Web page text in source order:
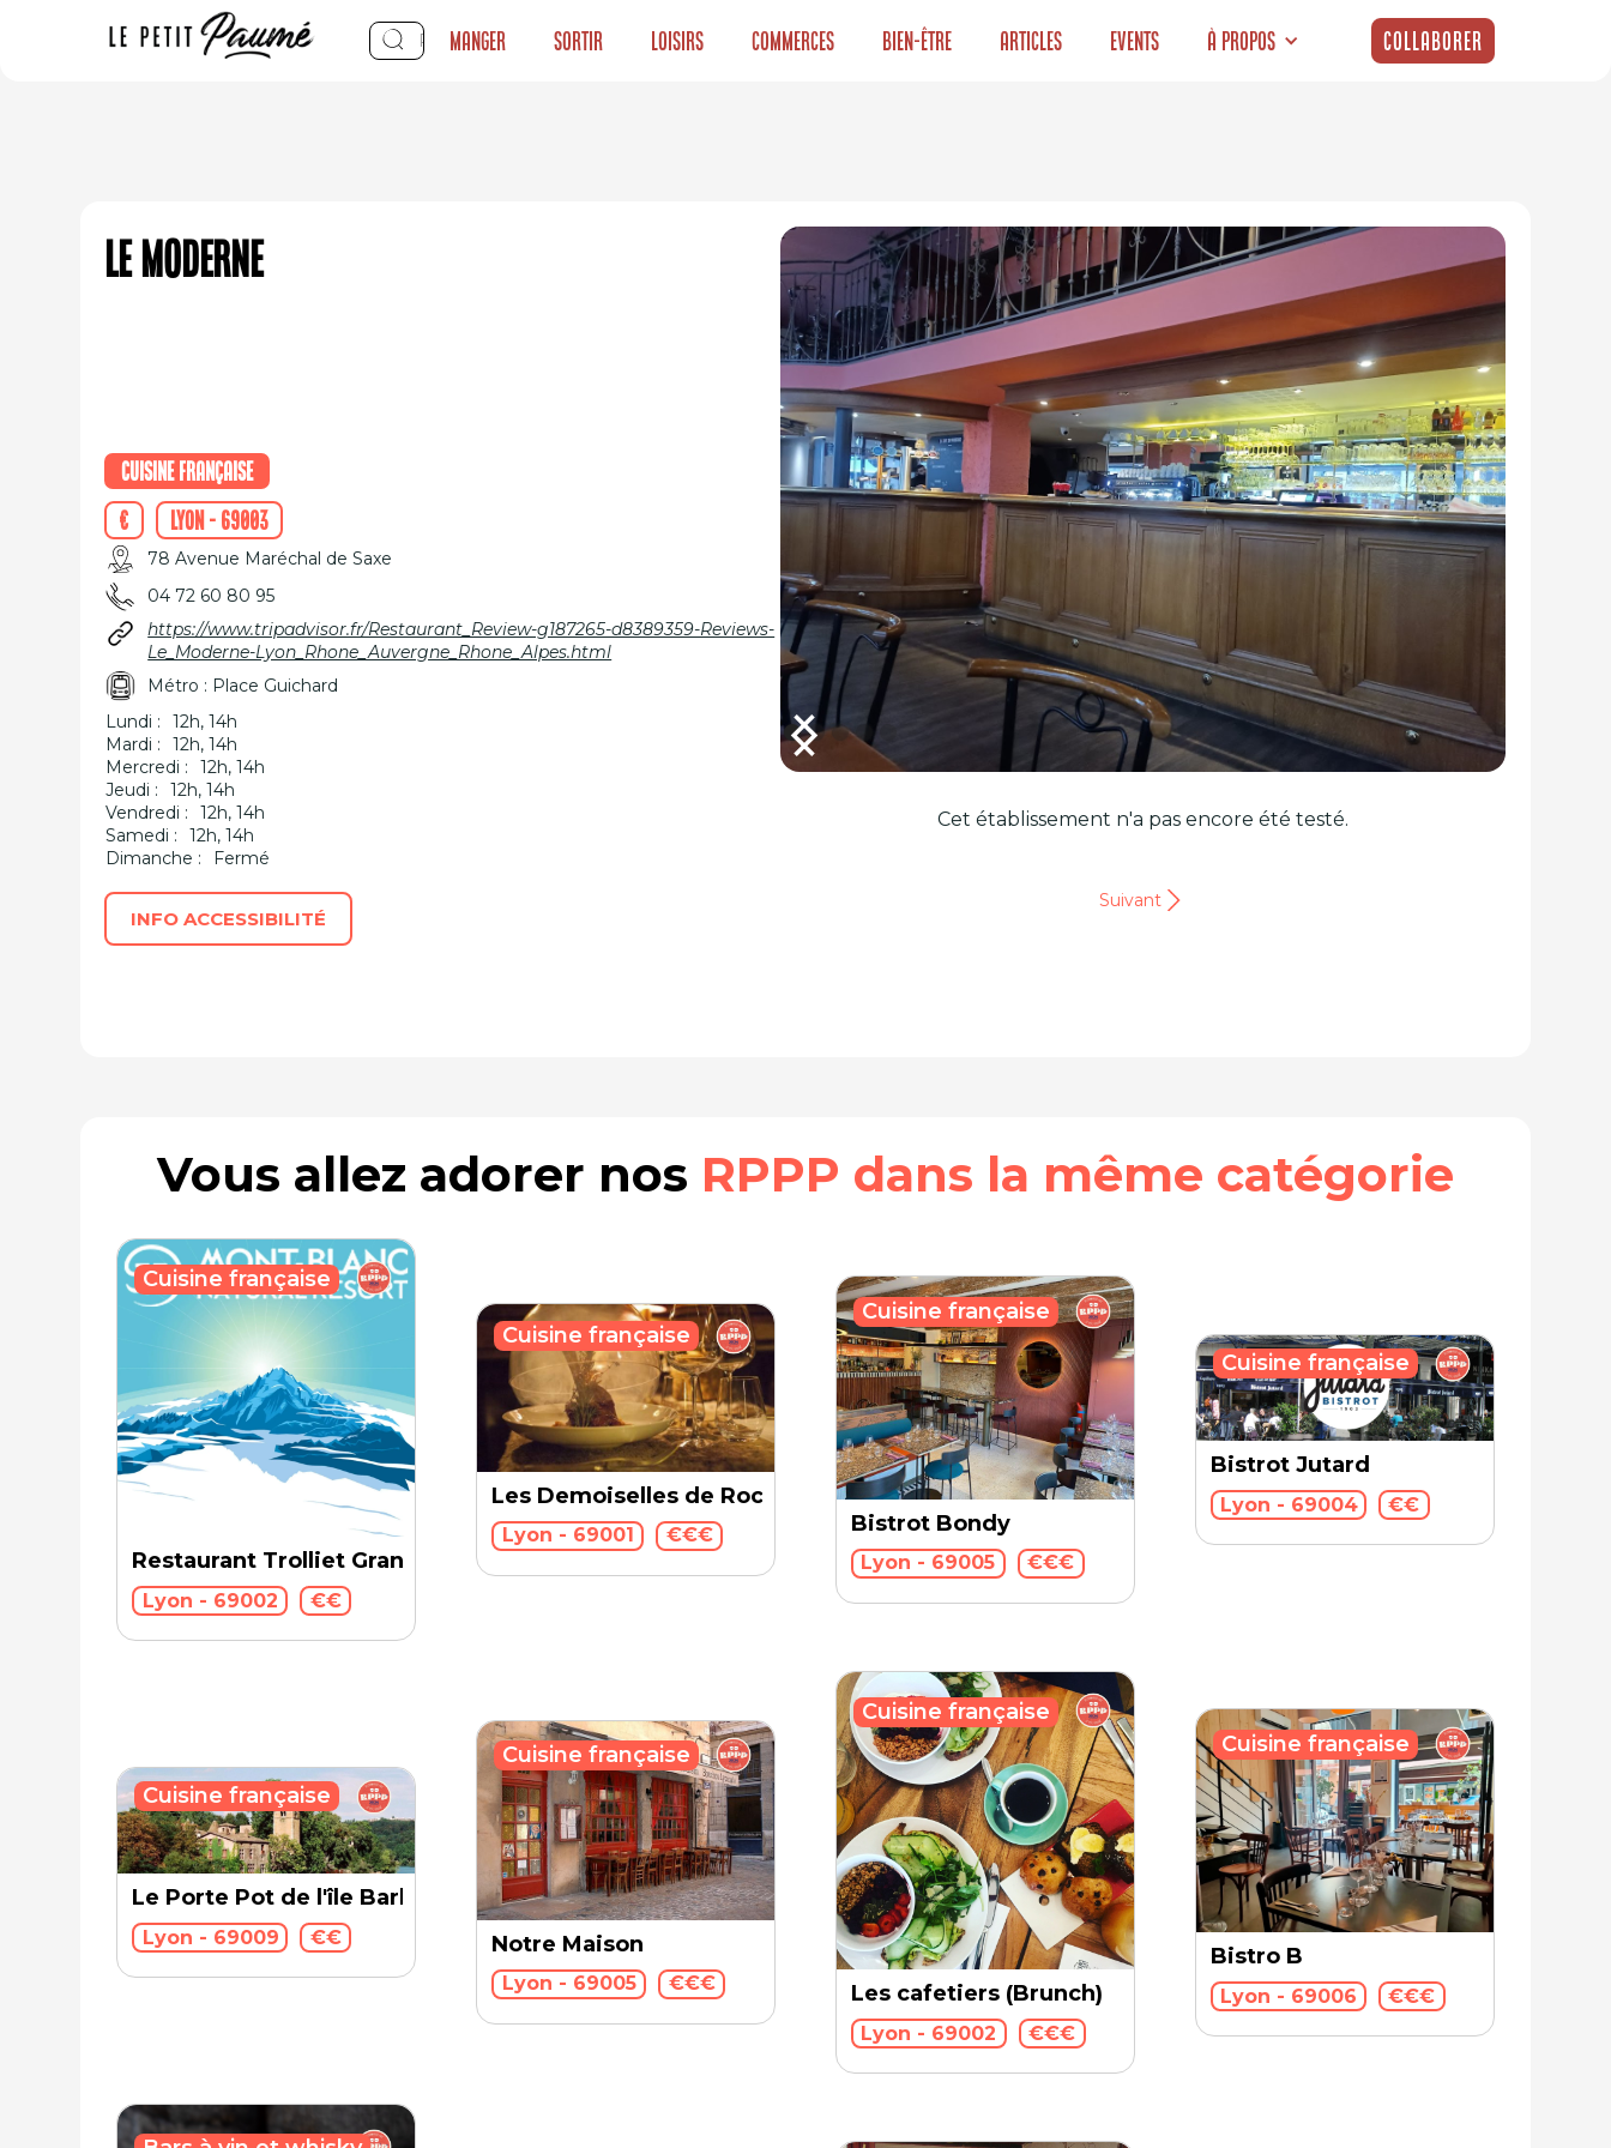
Manger Sortir Loisirs Commerces Bien-être Articles Events À propos Collaborer
Le Moderne
Cuisine française
€
Lyon - 69003
78 Avenue Maréchal de Saxe
04 72 60 80 95
https://www.tripadvisor.fr/Restaurant_Review-g187265-d8389359-Reviews-
Le_Moderne-Lyon_Rhone_Auvergne_Rhone_Alpes.html
Métro : Place Guichard
Lundi :
12h, 14h
Mardi :
12h, 14h
Mercredi :
12h, 14h
Jeudi :
12h, 14h
Vendredi :
12h, 14h
Samedi :
12h, 14h
Dimanche :
Fermé
INFO ACCESSIBILITÉ
Cet établissement n'a pas encore été testé.
Suivant
Vous allez adorer nos RPPP dans la même catégorie
Restaurant Trolliet Grand Hotel Dieu
Lyon - 69002 €€
Cuisine française
Les Demoiselles de Rochefort
Lyon - 69001 €€€
Cuisine française
Bistrot Bondy
Lyon - 69005 €€€
Cuisine française
Bistrot Jutard
Lyon - 69004 €€
Cuisine française
Le Porte Pot de l'île Barbe
Lyon - 69009 €€
Cuisine française
Notre Maison
Lyon - 69005 €€€
Cuisine française
Les cafetiers (Brunch)
Lyon - 69002 €€€
Cuisine française
Bistro B
Lyon - 69006 €€€
Cuisine française